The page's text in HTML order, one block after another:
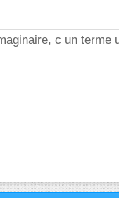
c un terme